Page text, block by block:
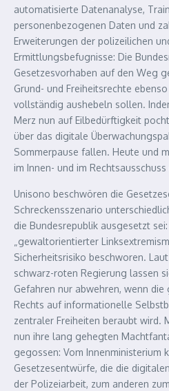
automatisierte Datenanalyse,
personenbezogenen Daten und
Erweiterungen der polizeilichen
Ermittlungsbefugnisse: Die
Gesetzesvorhaben auf den Weg
Grund- und Freiheitsrechte
vollständig aushebeln sollen.
Merz nun auf Eilbedürftigkeit
über das digitale
Sommerpause fallen. Heute und
im Innen- und im
Unisono beschwören die
Schreckensszenario
die Bundesrepublik ausgesetzt
„gewaltorientierter
Sicherheitsrisiko beschworen.
schwarz-roten Regierung lassen
Gefahren nur abwehren, wenn
Rechts auf informationelle
zentraler Freiheiten beraubt wird.
nun ihre lang gehegten
gegossen: Vom Innenministerium
Gesetzesentwürfe, die die
der Polizeiarbeit, zum anderen